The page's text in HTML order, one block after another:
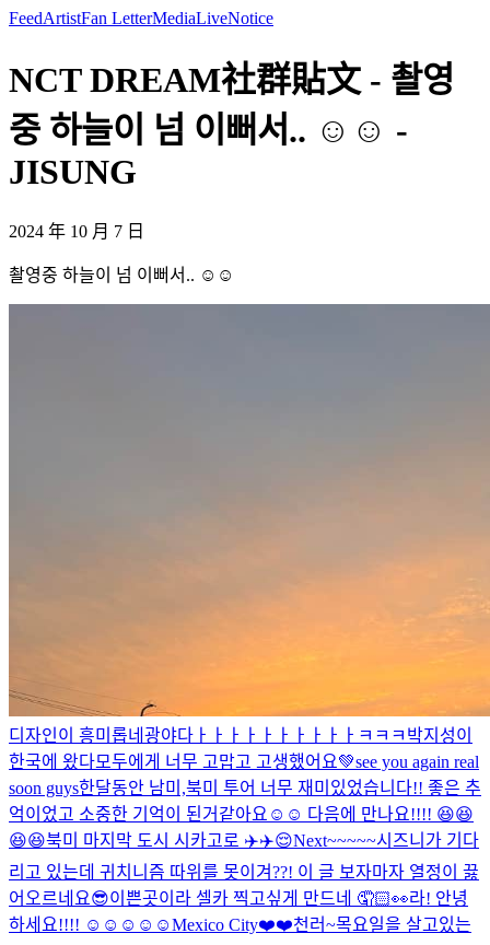
FeedArtistFan LetterMediaLiveNotice
NCT DREAM社群貼文 - 촬영
중 하늘이 넘 이뻐서.. ☺️☺️ -
JISUNG
2024 年 10 月 7 日
촬영중 하늘이 넘 이뻐서.. ☺️☺️
디자인이 흥미롭네 광야다ㅏㅏㅏㅏㅏㅏㅏㅏㅏㅏㅋㅋㅋ 박지성이
한국에 왔다모두에게 너무 고맙고 고생했어요💚see you again real
soon guys한달동안 남미,북미 투어 너무 재미있었습니다!! 좋은 추
억이었고 소중한 기억이 된거같아요☺️☺️ 다음에 만나요!!!! 😆😆
😆😆북미 마지막 도시 시카고로 ✈️✈️😌Next~~~~~시즈니가 기다
리고 있는데 귀치니즘 따위를 못이겨??! 이 글 보자마자 열정이 끓
어오르네요😎이쁜곳이라 셀카 찍고싶게 만드네 🤦🏻👀라! 안녕
하세요!!!! ☺️☺️☺️☺️☺️Mexico City❤️❤️천러~목요일을 살고있는